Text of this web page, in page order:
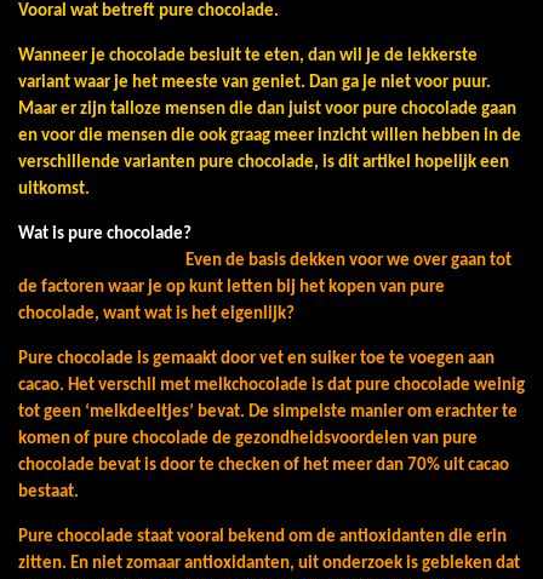
Vooral wat betreft pure chocolade.
Wanneer je chocolade besluit te eten, dan wil je de lekkerste
variant waar je het meeste van geniet. Dan ga je niet voor puur.
Maar er zijn talloze mensen die dan juist voor pure chocolade gaan
en voor die mensen die ook graag meer inzicht willen hebben in de
verschillende varianten pure chocolade, is dit artikel hopelijk een
uitkomst.
Wat is pure chocolade?
Even de basis dekken voor we over gaan tot
de factoren waar je op kunt letten bij het kopen van pure
chocolade, want wat is het eigenlijk?
Pure chocolade is gemaakt door vet en suiker toe te voegen aan
cacao. Het verschil met melkchocolade is dat pure chocolade weinig
tot geen ‘melkdeeltjes’ bevat. De simpelste manier om erachter te
komen of pure chocolade de gezondheidsvoordelen van pure
chocolade bevat is door te checken of het meer dan 70% uit cacao
bestaat.
Pure chocolade staat vooral bekend om de antioxidanten die erin
zitten. En niet zomaar antioxidanten, uit onderzoek is gebleken dat